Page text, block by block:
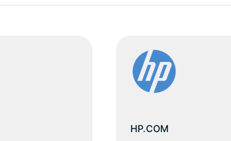
HP.COM